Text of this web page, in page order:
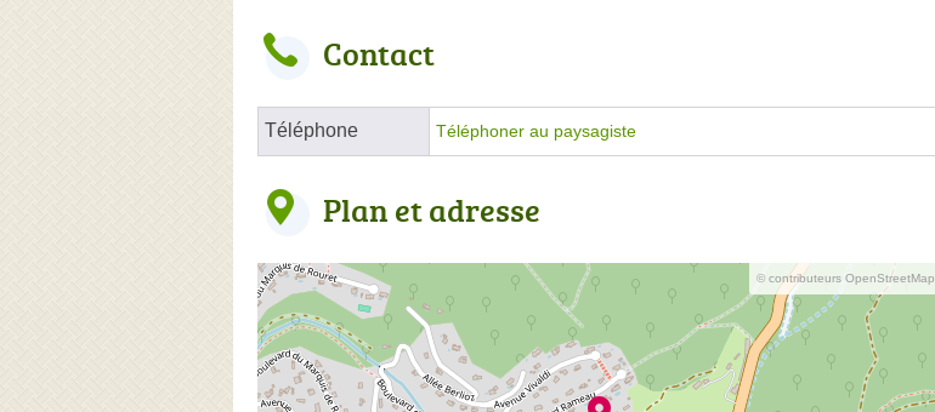
Contact
Téléphone Téléphoner au paysagiste
Plan et adresse
© contributeurs OpenStreetMap